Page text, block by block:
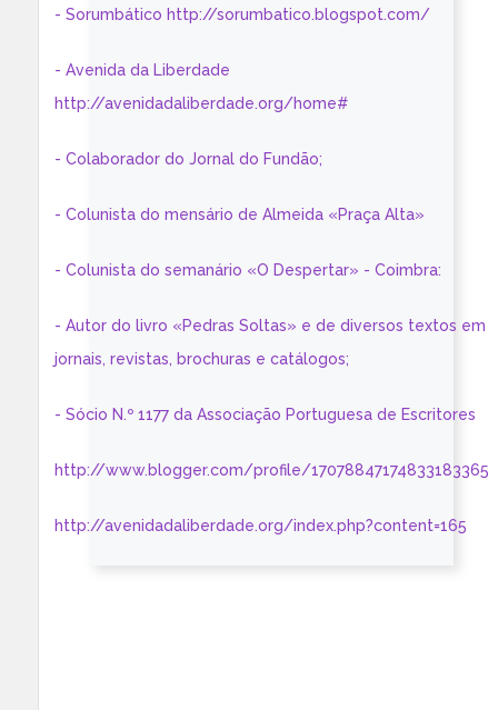
- Sorumbático http://sorumbatico.blogspot.com/
- Avenida da Liberdade
http://avenidadaliberdade.org/home#
- Colaborador do Jornal do Fundão;
- Colunista do mensário de Almeida «Praça Alta»
- Colunista do semanário «O Despertar» - Coimbra:
- Autor do livro «Pedras Soltas» e de diversos textos em
jornais, revistas, brochuras e catálogos;
- Sócio N.º 1177 da Associação Portuguesa de Escritores
http://www.blogger.com/profile/17078847174833183365
http://avenidadaliberdade.org/index.php?content=165